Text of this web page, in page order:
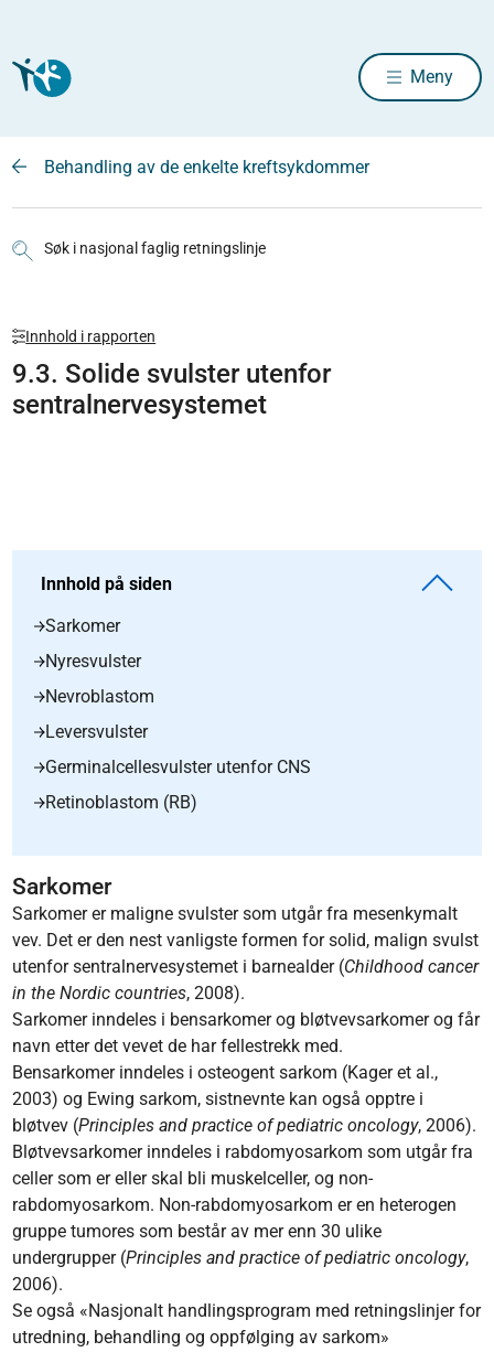
Meny
Behandling av de enkelte kreftsykdommer
Søk i nasjonal faglig retningslinje
Innhold i rapporten
9.3. Solide svulster utenfor
sentralnervesystemet
Innhold på siden
Sarkomer
Nyresvulster
Nevroblastom
Leversvulster
Germinalcellesvulster utenfor CNS
Retinoblastom (RB)
Sarkomer
Sarkomer er maligne svulster som utgår fra mesenkymalt
vev. Det er den nest vanligste formen for solid, malign svulst
utenfor sentralnervesystemet i barnealder (Childhood cancer
in the Nordic countries, 2008).
Sarkomer inndeles i bensarkomer og bløtvevsarkomer og får
navn etter det vevet de har fellestrekk med.
Bensarkomer inndeles i osteogent sarkom (Kager et al.,
2003) og Ewing sarkom, sistnevnte kan også opptre i
bløtvev (Principles and practice of pediatric oncology, 2006).
Bløtvevsarkomer inndeles i rabdomyosarkom som utgår fra
celler som er eller skal bli muskelceller, og non-
rabdomyosarkom. Non-rabdomyosarkom er en heterogen
gruppe tumores som består av mer enn 30 ulike
undergrupper (Principles and practice of pediatric oncology,
2006).
Se også «Nasjonalt handlingsprogram med retningslinjer for
utredning, behandling og oppfølging av sarkom»